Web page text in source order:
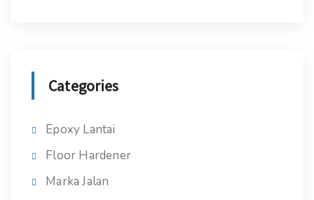
Categories
Epoxy Lantai
Floor Hardener
Marka Jalan